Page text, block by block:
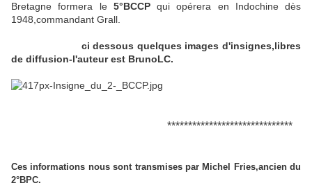
Bretagne formera le 5°BCCPqui opérera en Indochine dès
1948,commandant Grall.
ci dessous quelques images d'insignes,libres
de diffusion-l'auteur est BrunoLC.
******************************
Ces informations nous sont transmises par Michel Fries,ancien du
2°BPC.